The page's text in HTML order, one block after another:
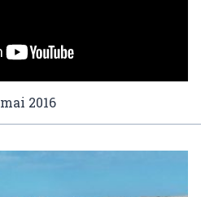
2016